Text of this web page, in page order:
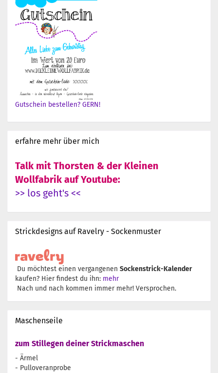
Gutschein bestellen? GERN!
erfahre mehr über mich
Talk mit Thorsten & der Kleinen
Wollfabrik auf Youtube:
>> los geht's <<
Strickdesigns auf Ravelry - Sockenmuster
Du möchtest einen vergangenen Sockenstrick-Kalender
kaufen? Hier findest du ihn: mehr
Nach und nach kommen immer mehr! Versprochen.
Maschenseile
zum Stillegen deiner Strickmaschen
- Ärmel
- Pulloveranprobe